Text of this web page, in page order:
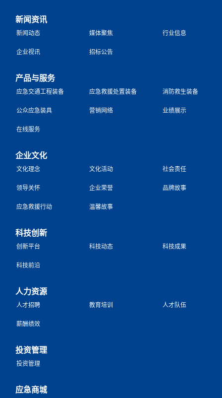
新闻资讯
新闻动态 媒体聚焦 行业信息
企业视讯 招标公告
产品与服务
应急交通工程装备 应急救援处置装备 消防救生装备
公众应急装具 营销网络 业绩展示
在线服务
企业文化
文化理念 文化活动 社会责任
领导关怀 企业荣誉 品牌故事
应急救援行动 温馨故事
科技创新
创新平台 科技动态 科技成果
科技前沿
人力资源
人才招聘 教育培训 人才队伍
薪酬绩效
投资管理
投资管理
应急商城